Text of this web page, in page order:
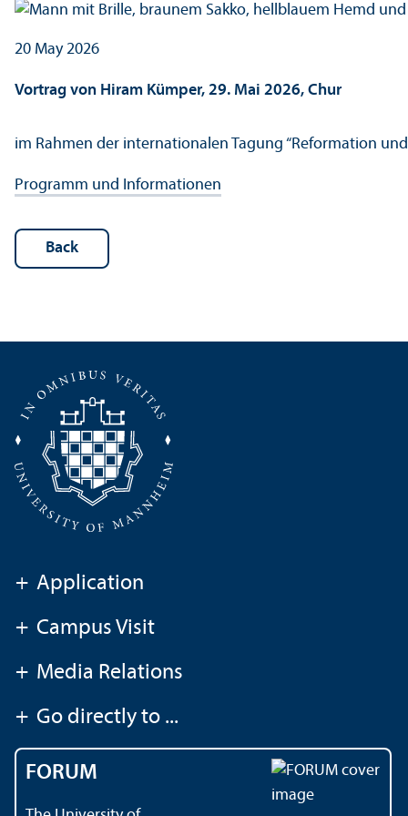
20 May 2026
Vortrag von Hiram Kümper, 29. Mai 2026, Chur
im Rahmen der internationalen Tagung “Reformation
Programm und Informationen
Back
+ Application
+ Campus Visit
+ Media Relations
+ Go directly to ...
FORUM